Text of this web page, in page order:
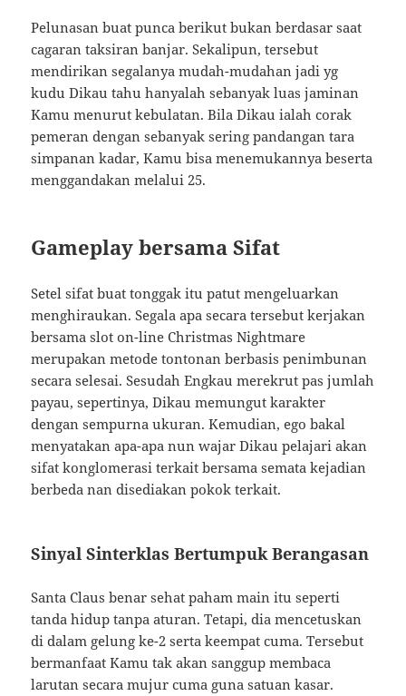
Pelunasan buat punca berikut bukan berdasar saat
cagaran taksiran banjar. Sekalipun, tersebut
mendirikan segalanya mudah-mudahan jadi yg
kudu Dikau tahu hanyalah sebanyak luas jaminan
Kamu menurut kebulatan. Bila Dikau ialah corak
pemeran dengan sebanyak sering pandangan tara
simpanan kadar, Kamu bisa menemukannya beserta
menggandakan melalui 25.
Gameplay bersama Sifat
Setel sifat buat tonggak itu patut mengeluarkan
menghiraukan. Segala apa secara tersebut kerjakan
bersama slot on-line Christmas Nightmare
merupakan metode tontonan berbasis penimbunan
secara selesai. Sesudah Engkau merekrut pas jumlah
payau, sepertinya, Dikau memungut karakter
dengan sempurna ukuran. Kemudian, ego bakal
menyatakan apa-apa nun wajar Dikau pelajari akan
sifat konglomerasi terkait bersama semata kejadian
berbeda nan disediakan pokok terkait.
Sinyal Sinterklas Bertumpuk Berangasan
Santa Claus benar sehat paham main itu seperti
tanda hidup tanpa aturan. Tetapi, dia mencetuskan
di dalam gelung ke-2 serta keempat cuma. Tersebut
bermanfaat Kamu tak akan sanggup membaca
larutan secara mujur cuma guna satuan kasar.